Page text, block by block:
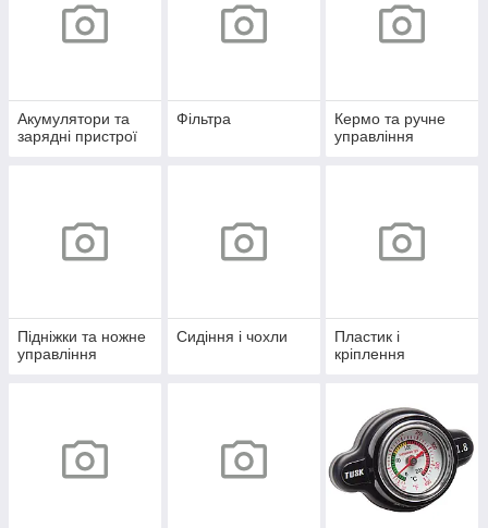
Акумулятори та
зарядні пристрої
Фільтра
Кермо та ручне
управління
Підніжки та ножне
управління
Сидіння і чохли
Пластик і
кріплення